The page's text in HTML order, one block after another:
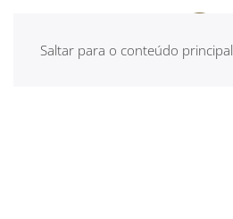
Saltar para o conteúdo principal